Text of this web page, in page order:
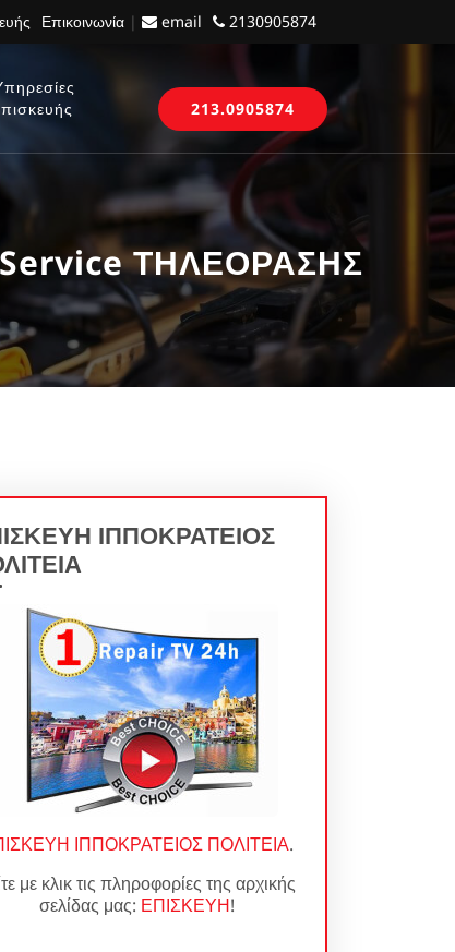
Επικοινωνία | email 2130905874
213.0905874
Service ΤΗΛΕΟΡΑΣΗΣ
ΙΠΠΟΚΡΑΤΕΙΟΣ
ΙΠΠΟΚΡΑΤΕΙΟΣ ΠΟΛΙΤΕΙΑ.
με κλικ τις πληροφορίες της αρχικής
σελίδας μας: ΕΠΙΣΚΕΥΗ!